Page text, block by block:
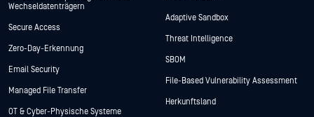
Wechseldatenträgern
Secure Access
Zero-Day-Erkennung
Email Security
Managed File Transfer
OT & Cyber-Physische Systeme
Adaptive Sandbox
Threat Intelligence
SBOM
File-Based Vulnerability Assessment
Herkunftsland